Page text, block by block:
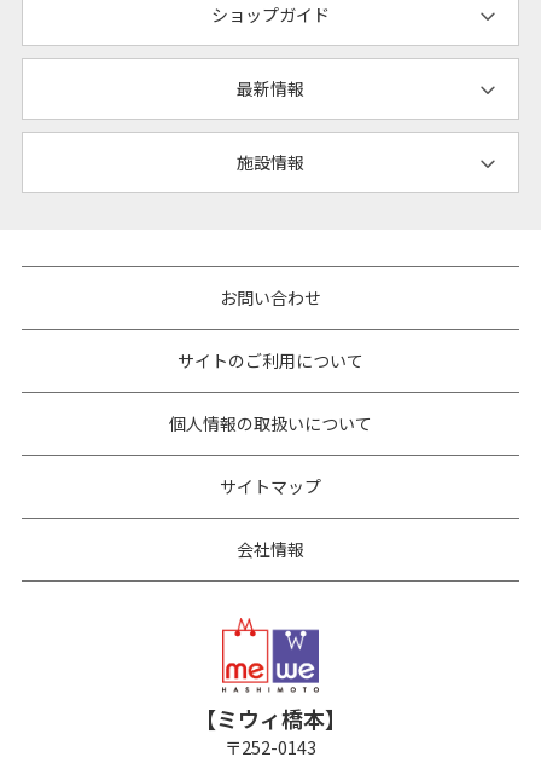
ショップガイド
最新情報
施設情報
お問い合わせ
サイトのご利用について
個人情報の取扱いについて
サイトマップ
会社情報
【ミウィ橋本】
〒252-0143